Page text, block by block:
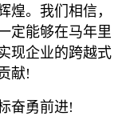
煌。我们相信，
定能够在马年里
现企业的跨越式
献!
奋勇前进!